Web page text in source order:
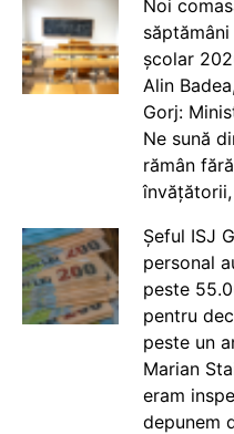
Noi
școlar
Alin
Gorj:
Ne sună
rămân
Șeful ISJ
personal
peste
pentru
peste un
Marian
eram
depunem